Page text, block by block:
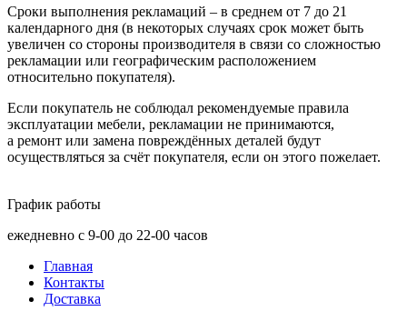
Сроки выполнения рекламаций – в среднем от 7 до 21
календарного дня (в некоторых случаях срок может быть
увеличен со стороны производителя в связи со сложностью
рекламации или географическим расположением
относительно покупателя).
Если покупатель не соблюдал рекомендуемые правила
эксплуатации мебели, рекламации не принимаются,
а ремонт или замена повреждённых деталей будут
осуществляться за счёт покупателя, если он этого пожелает.
График работы
ежедневно с 9-00 до 22-00 часов
Главная
Контакты
Доставка